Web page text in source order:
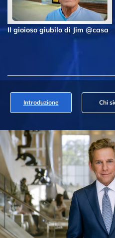
Il gioioso giubilo di Jim @casa
Introduzione Chi